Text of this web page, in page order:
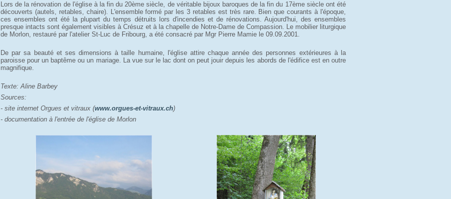
Lors de la rénovation de l'église à la fin du 20ème siècle, de véritable bijoux baroques de la fin du 17ème siècle ont été
découverts (autels, retables, chaire). L'ensemble formé par les 3 retables est très rare. Bien que courants à l'époque,
ces ensembles ont été la plupart du temps détruits lors d'incendies et de rénovations. Aujourd'hui, des ensembles
presque intacts sont également visibles à Crésuz et à la chapelle de Notre-Dame de Compassion. Le mobilier liturgique
de Morlon, restauré par l'atelier St-Luc de Fribourg, a été consacré par Mgr Pierre Mamie le 09.09.2001.
De par sa beauté et ses dimensions à taille humaine, l'église attire chaque année des personnes extérieures à la
paroisse pour un baptême ou un mariage. La vue sur le lac dont on peut jouir depuis les abords de l'édifice est en outre
magnifique.
Texte: Aline Barbey
Sources:
- site internet Orgues et vitraux (www.orgues-et-vitraux.ch)
- documentation à l'entrée de l'église de Morlon